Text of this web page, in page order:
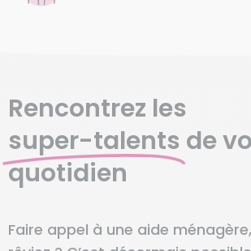
Rencontrez les
super-talents de
quotidien
Faire appel à une aide